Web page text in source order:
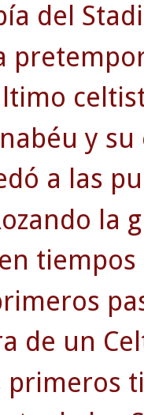
del
y
a las
la
de un
primeros